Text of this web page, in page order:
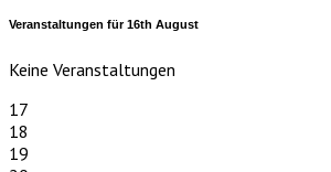
Veranstaltungen für16th August
Keine Veranstaltungen
17
18
19